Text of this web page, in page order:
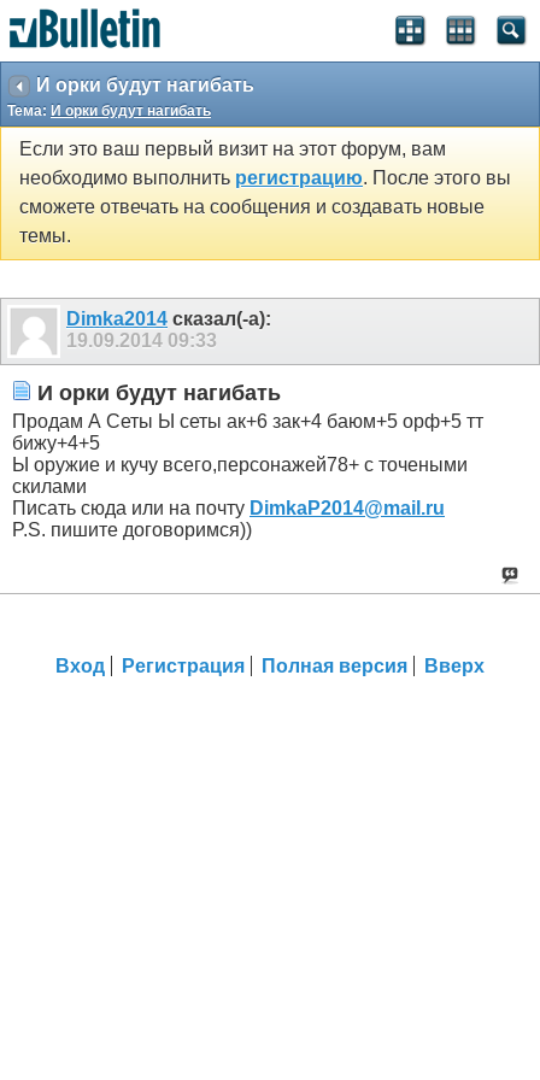
И орки будут нагибать
Тема: И орки будут нагибать
Если это ваш первый визит на этот форум, вам
необходимо выполнить регистрацию. После этого вы
сможете отвечать на сообщения и создавать новые
темы.
Dimka2014 сказал(-а):
19.09.2014 09:33
И орки будут нагибать
Продам А Сеты Ы сеты ак+6 зак+4 баюм+5 орф+5 тт
бижу+4+5
Ы оружие и кучу всего,персонажей78+ c точеными
скилами
Писать сюда или на почту DimkaP2014@mail.ru
P.S. пишите договоримся))
Вход Регистрация Полная версия Вверх